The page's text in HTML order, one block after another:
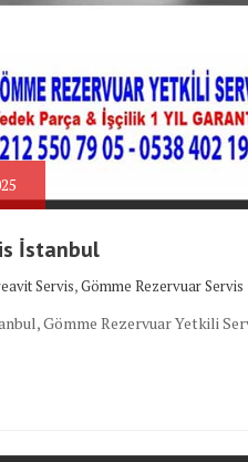
İstanbul
Servis,Gömme Rezervuar Servis
Gömme Rezervuar Yetkili